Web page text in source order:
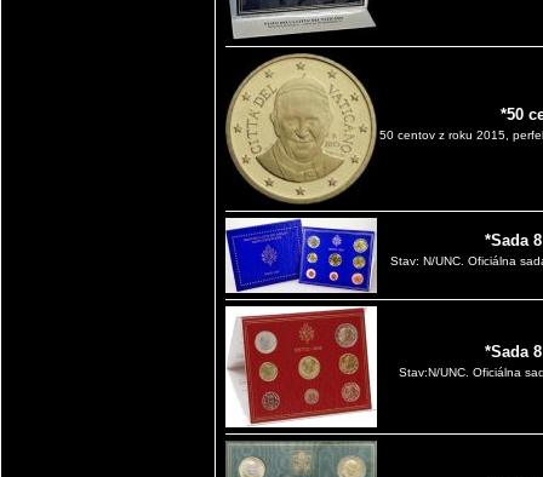
*50
50 centov z roku 2015,
*Sada
Stav: N/UNC. Oficiálna
*Sada
Stav:N/UNC. Oficiálna